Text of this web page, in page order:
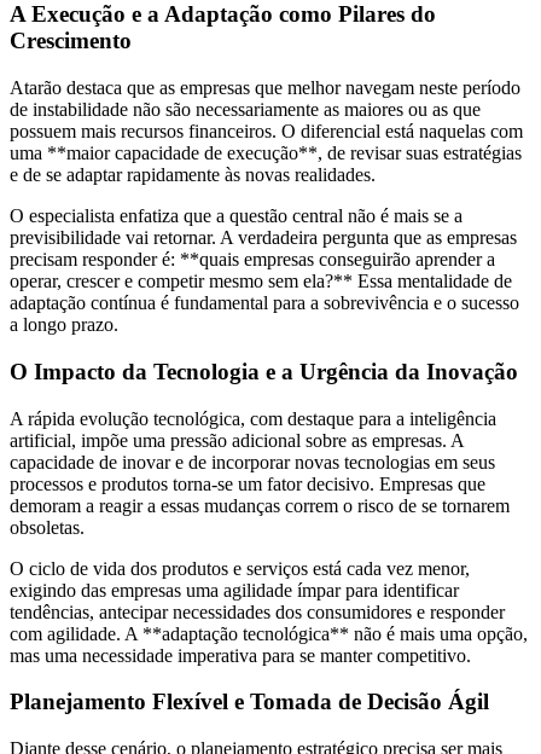
A Execução e a Adaptação como Pilares do
Crescimento
Atarão destaca que as empresas que melhor navegam neste período
de instabilidade não são necessariamente as maiores ou as que
possuem mais recursos financeiros. O diferencial está naquelas com
uma **maior capacidade de execução**, de revisar suas estratégias
e de se adaptar rapidamente às novas realidades.
O especialista enfatiza que a questão central não é mais se a
previsibilidade vai retornar. A verdadeira pergunta que as empresas
precisam responder é: **quais empresas conseguirão aprender a
operar, crescer e competir mesmo sem ela?** Essa mentalidade de
adaptação contínua é fundamental para a sobrevivência e o sucesso
a longo prazo.
O Impacto da Tecnologia e a Urgência da Inovação
A rápida evolução tecnológica, com destaque para a inteligência
artificial, impõe uma pressão adicional sobre as empresas. A
capacidade de inovar e de incorporar novas tecnologias em seus
processos e produtos torna-se um fator decisivo. Empresas que
demoram a reagir a essas mudanças correm o risco de se tornarem
obsoletas.
O ciclo de vida dos produtos e serviços está cada vez menor,
exigindo das empresas uma agilidade ímpar para identificar
tendências, antecipar necessidades dos consumidores e responder
com agilidade. A **adaptação tecnológica** não é mais uma opção,
mas uma necessidade imperativa para se manter competitivo.
Planejamento Flexível e Tomada de Decisão Ágil
Diante desse cenário, o planejamento estratégico precisa ser mais